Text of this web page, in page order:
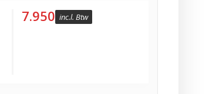
7.950 inc.l. Btw